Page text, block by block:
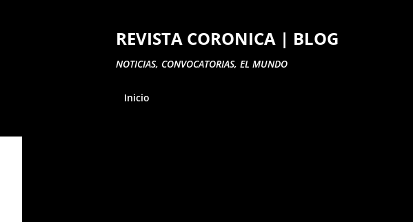
REVISTA CORONICA | BLOG
NOTICIAS, CONVOCATORIAS, EL MUNDO
Inicio